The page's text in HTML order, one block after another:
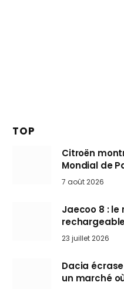
TOP
Citroën
Mondial de
Mini
7 août 2026
Jaecoo 8 : le
arrive en
23 juillet 2026
Dacia
un marché